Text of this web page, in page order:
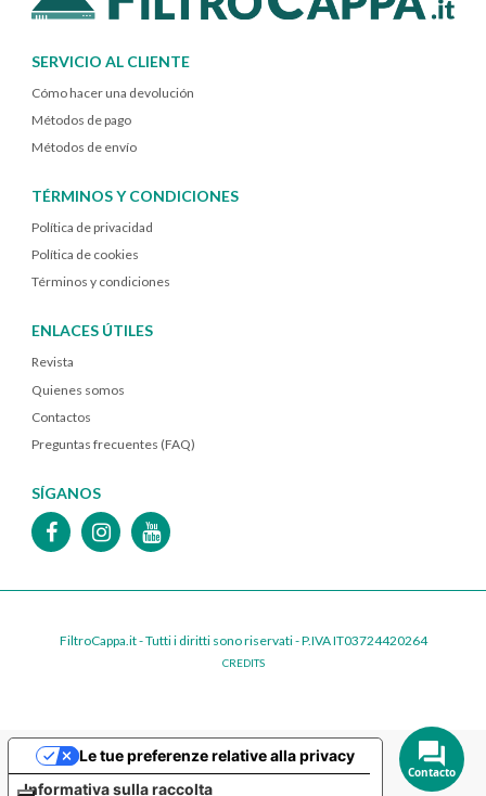
SERVICIO AL CLIENTE
Cómo hacer una devolución
Métodos de pago
Métodos de envío
TÉRMINOS Y CONDICIONES
Política de privacidad
Política de cookies
Términos y condiciones
ENLACES ÚTILES
Revista
Quienes somos
Contactos
Preguntas frecuentes (FAQ)
SÍGANOS
FiltroCappa.it - Tutti i diritti sono riservati - P.IVA IT03724420264
CREDITS
Informativa sulla raccolta
Le tue preferenze relative alla privacy
Contacto